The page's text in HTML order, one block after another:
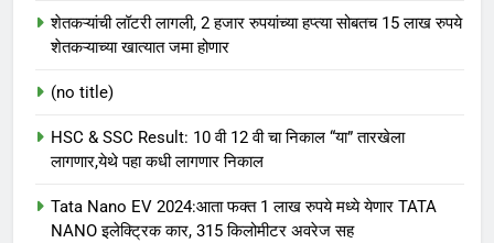
शेतकऱ्यांची लॉटरी लागली, 2 हजार रुपयांच्या हप्त्या सोबतच 15 लाख रुपये
शेतकऱ्याच्या खात्यात जमा होणार
(no title)
HSC & SSC Result: 10 वी 12 वी चा निकाल “या” तारखेला
लागणार,येथे पहा कधी लागणार निकाल
Tata Nano EV 2024:आता फक्त 1 लाख रुपये मध्ये येणार TATA
NANO इलेक्ट्रिक कार, 315 किलोमीटर अवरेज सह